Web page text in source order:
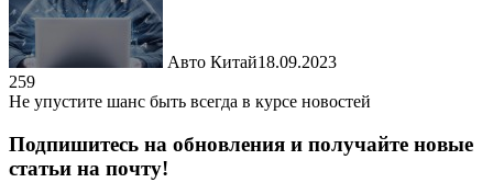
Авто Китай18.09.2023
259
Не упустите шанс быть всегда в курсе новостей
Подпишитесь на обновления и получайте новые
статьи на почту!